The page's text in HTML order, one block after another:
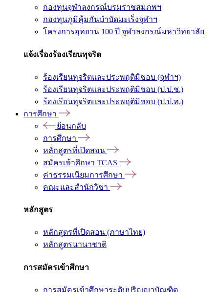
กองทุนจุฬาลงกรณ์บรมราชสมภพฯ
กองทุนภูมิคุ้มกันบำบัดมะเร็งจุฬาฯ
โครงการอุทยาน 100 ปี จุฬาลงกรณ์มหาวิทยาลัย
แจ้งเรื่องร้องเรียนทุจริต
ร้องเรียนทุจริตและประพฤติมิชอบ (จุฬาฯ)
ร้องเรียนทุจริตและประพฤติมิชอบ (ป.ป.ช.)
ร้องเรียนทุจริตและประพฤติมิชอบ (ป.ป.ท.)
การศึกษา
ย้อนกลับ
การศึกษา
หลักสูตรที่เปิดสอน
สมัครเข้าศึกษา TCAS
ค่าธรรมเนียมการศึกษา
คณะและสำนักวิชา
หลักสูตร
หลักสูตรที่เปิดสอน (ภาษาไทย)
หลักสูตรนานาชาติ
การสมัครเข้าศึกษา
การสมัครเข้าศึกษาระดับปริญญาบัณฑิต